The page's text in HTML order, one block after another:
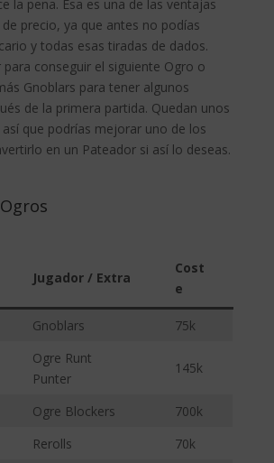
la pena. Esa es una de las ventajas
precio, ya que antes no podías
y todas esas tiradas de dados.
para conseguir el siguiente Ogro o
Gnoblars para tener algunos
de la primera partida. Quedan unos
que podrías mejorar uno de los
en un Pateador si así lo deseas.
Jugador / Extra
Cost
e
Gnoblars 75k
Ogre Runt
Punter
145k
Ogre Blockers
700k
Rerolls
70k